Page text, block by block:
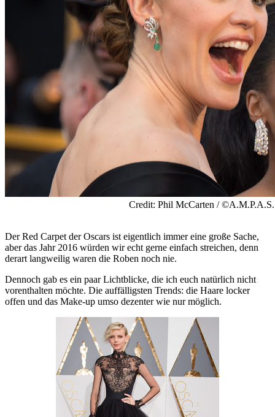
Credit: Phil McCarten / ©A.M.P.A.S.
Der Red Carpet der Oscars ist eigentlich immer eine große Sache,
aber das Jahr 2016 würden wir echt gerne einfach streichen, denn
derart langweilig waren die Roben noch nie.
Dennoch gab es ein paar Lichtblicke, die ich euch natürlich nicht
vorenthalten möchte. Die auffälligsten Trends: die Haare locker
offen und das Make-up umso dezenter wie nur möglich.